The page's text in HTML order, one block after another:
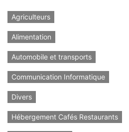
Agriculteurs
Alimentation
Automobile et transports
Communication Informatique
Divers
Hébergement Cafés Restaurants